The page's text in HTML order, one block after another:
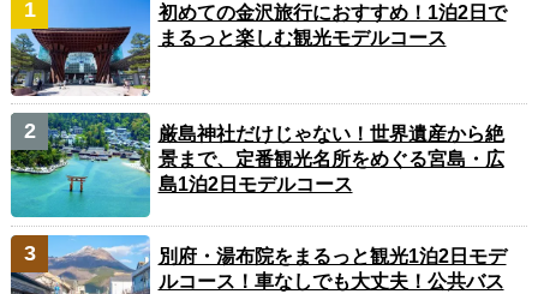
初めての金沢旅行におすすめ！1泊2日で
まるっと楽しむ観光モデルコース
厳島神社だけじゃない！世界遺産から絶
景まで、定番観光名所をめぐる宮島・広
島1泊2日モデルコース
別府・湯布院をまるっと観光1泊2日モデ
ルコース！車なしでも大丈夫！公共バス